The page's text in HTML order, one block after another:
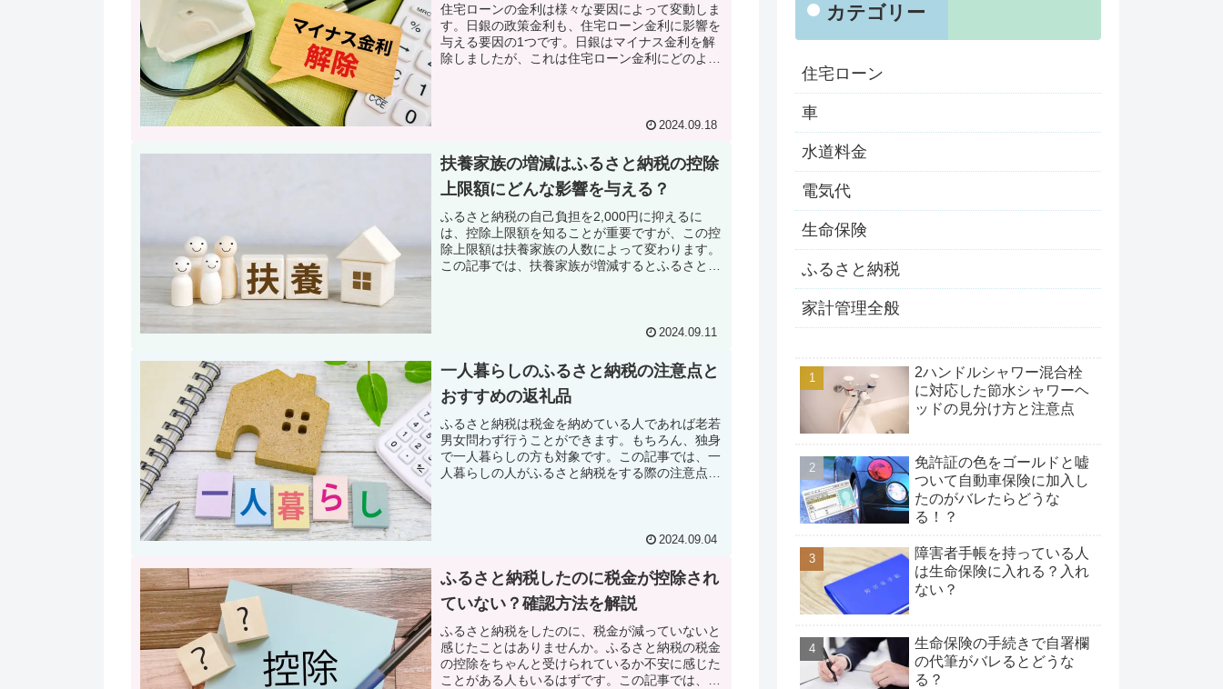
住宅ローンの金利は様々な要因によって変動しま
す。日銀の政策金利も、住宅ローン金利に影響を
与える要因の1つです。日銀はマイナス金利を解
除しましたが、これは住宅ローン金利にどのよう
2024.09.18
扶養家族の増減はふるさと納税の控除
上限額にどんな影響を与える？
ふるさと納税の自己負担を2,000円に抑えるに
は、控除上限額を知ることが重要ですが、この控
除上限額は扶養家族の人数によって変わります。
この記事では、扶養家族が増減するとふるさと納
2024.09.11
一人暮らしのふるさと納税の注意点と
おすすめの返礼品
ふるさと納税は税金を納めている人であれば老若
男女問わず行うことができます。もちろん、独身
で一人暮らしの方も対象です。この記事では、一
人暮らしの人がふるさと納税をする際の注意点
2024.09.04
ふるさと納税したのに税金が控除され
ていない？確認方法を解説
ふるさと納税をしたのに、税金が減っていないと
感じたことはありませんか。ふるさと納税の税金
の控除をちゃんと受けられているか不安に感じた
ことがある人もいるはずです。この記事では、ふ
カテゴリー
住宅ローン
車
水道料金
電気代
生命保険
ふるさと納税
家計管理全般
2ハンドルシャワー混合栓
に対応した節水シャワーヘ
ッドの見分け方と注意点
免許証の色をゴールドと嘘
ついて自動車保険に加入し
たのがバレたらどうな
る！？
障害者手帳を持っている人
は生命保険に入れる？入れ
ない？
生命保険の手続きで自署欄
の代筆がバレるとどうな
る？